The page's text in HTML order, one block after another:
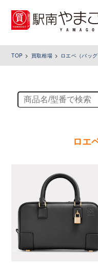
TOP 買取相場 ロエベ（バッグ
ロエ